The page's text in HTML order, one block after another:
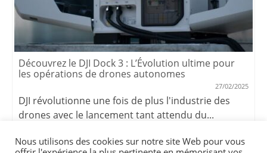
Découvrez le DJI Dock 3 : L’Évolution ultime pour
les opérations de drones autonomes
27/02/2025
DJI révolutionne une fois de plus l'industrie des
drones avec le lancement tant attendu du...
Nous utilisons des cookies sur notre site Web pour vous